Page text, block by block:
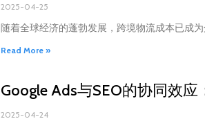
2025-04-25
随着全球经济的蓬勃发展，跨境物流成本已成
Read More »
Google Ads与SEO的协同效
2025-04-24